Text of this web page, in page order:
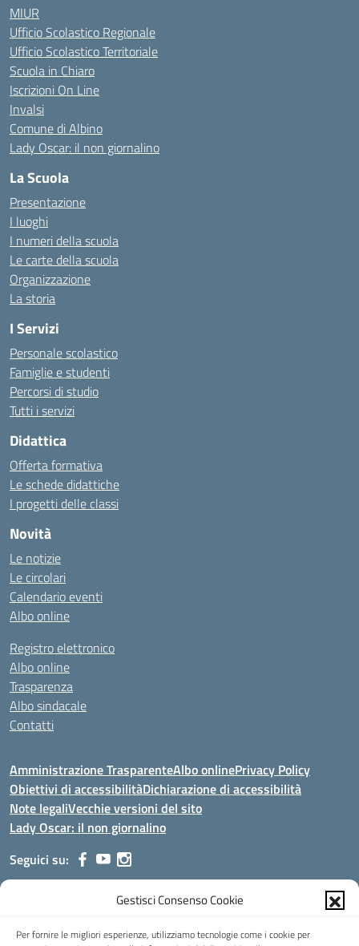
Gestisci Consenso Cookie
Per fornire le migliori esperienze, utilizziamo tecnologie come i cookie per
MIUR
Ufficio Scolastico Regionale
Ufficio Scolastico Territoriale
Scuola in Chiaro
Iscrizioni On Line
Invalsi
Comune di Albino
Lady Oscar: il non giornalino
La Scuola
Presentazione
I luoghi
I numeri della scuola
Le carte della scuola
Organizzazione
La storia
I Servizi
Personale scolastico
Famiglie e studenti
Percorsi di studio
Tutti i servizi
Didattica
Offerta formativa
Le schede didattiche
I progetti delle classi
Novità
Le notizie
Le circolari
Calendario eventi
Albo online
Registro elettronico
Albo online
Trasparenza
Albo sindacale
Contatti
Amministrazione TrasparenteAlbo onlinePrivacy Policy
Obiettivi di accessibilitàDichiarazione di accessibilità
Note legaliVecchie versioni del sito
Lady Oscar: il non giornalino
Seguici su:
Viale Aldo Moro, 51 - 24021 Albino (Bg)